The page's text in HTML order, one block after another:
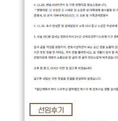
선임후기